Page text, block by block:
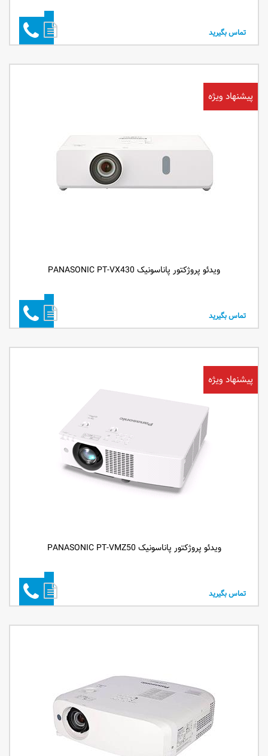
تماس بگیرید
پیشنهاد ویژه
ویدئو پروژکتور پاناسونیک PANASONIC PT-VX430
تماس بگیرید
پیشنهاد ویژه
ویدئو پروژکتور پاناسونیک PANASONIC PT-VMZ50
تماس بگیرید